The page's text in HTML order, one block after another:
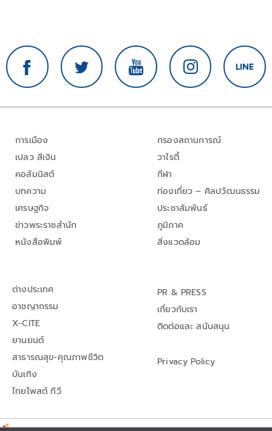
การเมือง
เปลว สีเงิน
คอลัมนิสต์
บทความ
เศรษฐกิจ
ข่าวพระราชสำนัก
หนังสือพิมพ์
กรองสถานการณ์
วาไรตี้
กีฬา
ท่องเที่ยว – ศิลปวัฒนธรรม
ประชาสัมพันธ์
ภูมิภาค
สิ่งแวดล้อม
ต่างประเทศ
อาชญากรรม
X-CITE
ยานยนต์
สาธารณสุข-คุณภาพชีวิต
บันเทิง
ไทยโพสต์ ทีวี
PR & PRESS
เกี่ยวกับเรา
ติดต่อและ สนับสนุน
Privacy Policy